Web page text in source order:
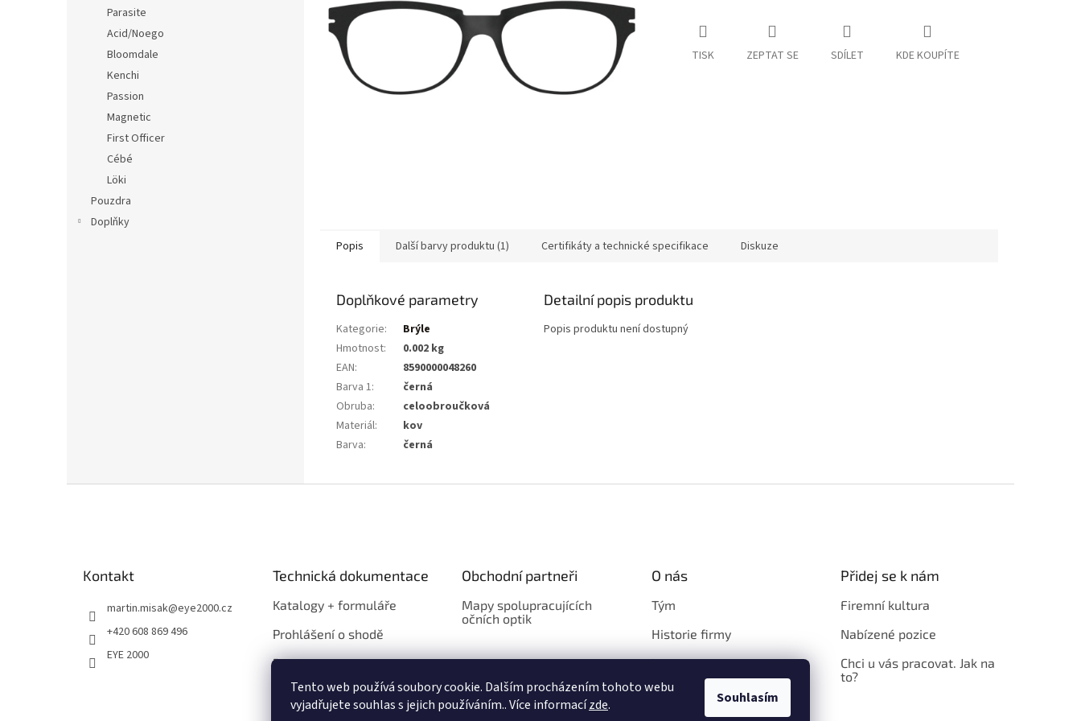
Tento web používá soubory cookie. Dalším procházením tohoto webu
vyjadřujete souhlas s jejich používáním.. Více informacízde. Souhlasím
Parasite
Acid/Noego
Bloomdale
Kenchi
Passion
Magnetic
First Officer
Cébé
Löki
Pouzdra
Doplňky
TISK ZEPTAT SE SDÍLET KDE KOUPÍTE
Popis Další barvy produktu (1) Certifikáty a technické specifikace Diskuze
Doplňkové parametry
Kategorie:
Brýle
Hmotnost:
0.002 kg
EAN:
8590000048260
Barva 1:
černá
Obruba:
celoobroučková
Materiál:
kov
Barva: černá
Detailní popis produktu
Popis produktu není dostupný
Kontakt
martin.misak@eye2000.cz
+420 608 869 496
EYE 2000
Technická dokumentace
Katalogy + formuláře
Prohlášení o shodě
Propagace
Obchodní partneři
Mapy spolupracujících
očních optik
O nás
Tým
Historie firmy
Loga
Přidej se k nám
Firemní kultura
Nabízené pozice
Chci u vás pracovat. Jak na
to?